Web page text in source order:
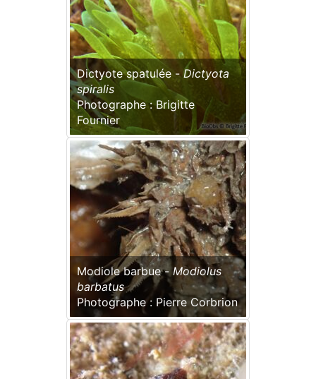
Dictyote spatulée -Dictyota
spiralis
Photographe : Brigitte
Fournier
Modiole barbue - Modiolus
barbatus
Photographe : Pierre Corbrion